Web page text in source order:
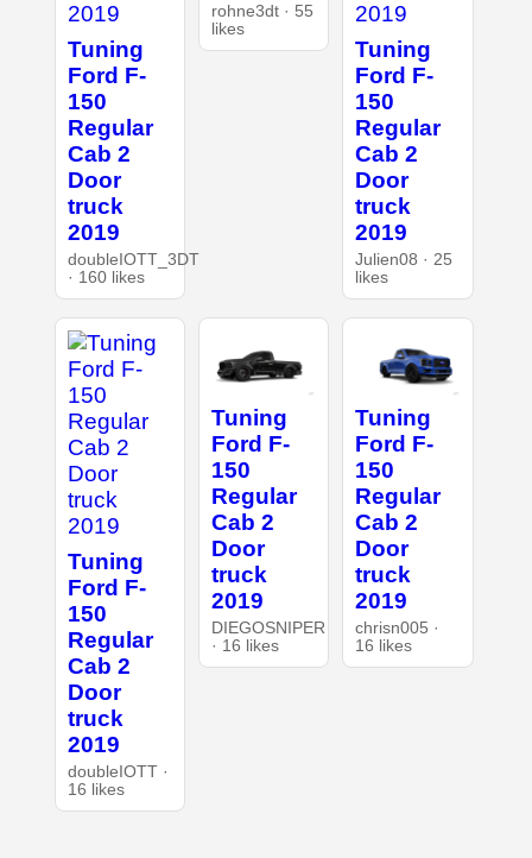
Tuning
Ford F-
150
Regular
Cab 2
Door
truck
2019
doubleIOTT_3DT
· 160 likes
rohne3dt · 55
likes
Tuning
Ford F-
150
Regular
Cab 2
Door
truck
2019
Julien08 · 25
likes
Tuning
Ford F-
150
Regular
Cab 2
Door
truck
2019
doubleIOTT ·
16 likes
Tuning
Ford F-
150
Regular
Cab 2
Door
truck
2019
DIEGOSNIPER
· 16 likes
Tuning
Ford F-
150
Regular
Cab 2
Door
truck
2019
chrisn005 ·
16 likes